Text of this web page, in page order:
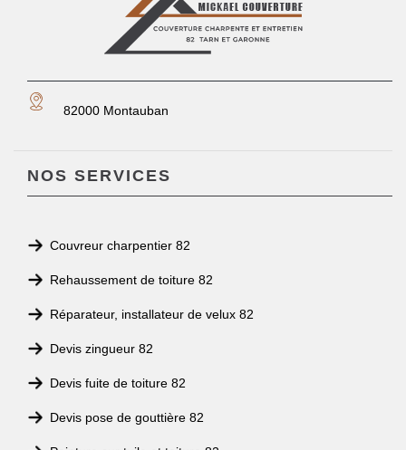
82000 Montauban
NOS SERVICES
Couvreur charpentier 82
Rehaussement de toiture 82
Réparateur, installateur de velux 82
Devis zingueur 82
Devis fuite de toiture 82
Devis pose de gouttière 82